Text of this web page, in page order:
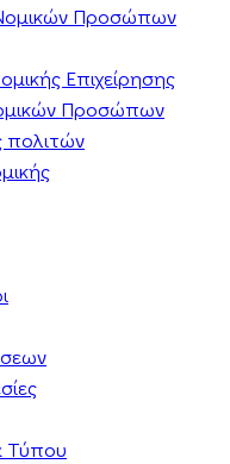
Προσώπων
Επιχείρησης
Προσώπων
πολιτών
Τύπου